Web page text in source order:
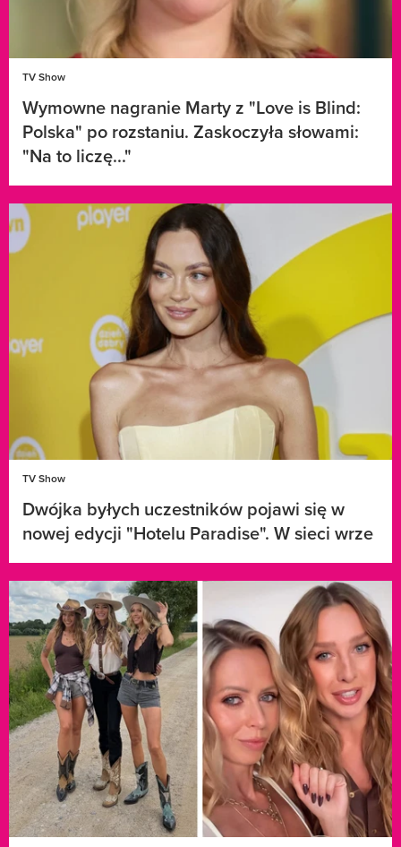
TV Show
Wymowne nagranie Marty z "Love is Blind:
Polska" po rozstaniu. Zaskoczyła słowami:
"Na to liczę..."
TV Show
Dwójka byłych uczestników pojawi się w
nowej edycji "Hotelu Paradise". W sieci wrze